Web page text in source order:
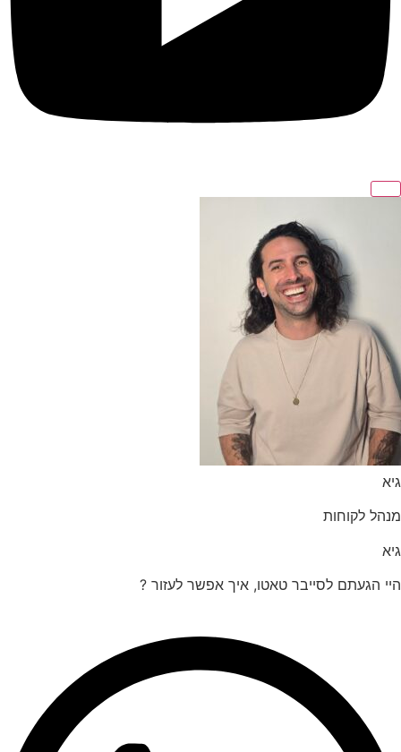
לקוחות
הגעתם לסייבר טאטו, איך אפשר לעזור ?